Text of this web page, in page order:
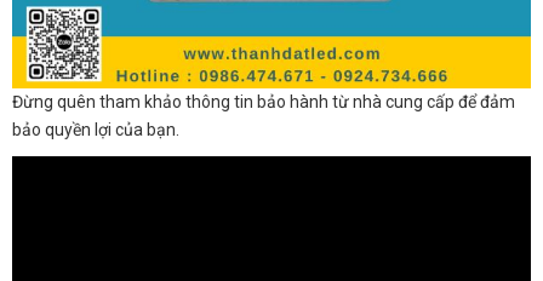
Đừng quên tham khảo thông tin bảo hành từ nhà cung cấp để đảm
bảo quyền lợi của bạn.